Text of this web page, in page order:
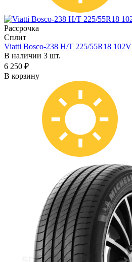
Рассрочка
Сплит
Viatti Bosco-238 H/T 225/55R18 102V
В наличии 3 шт.
6 250 ₽
В корзину